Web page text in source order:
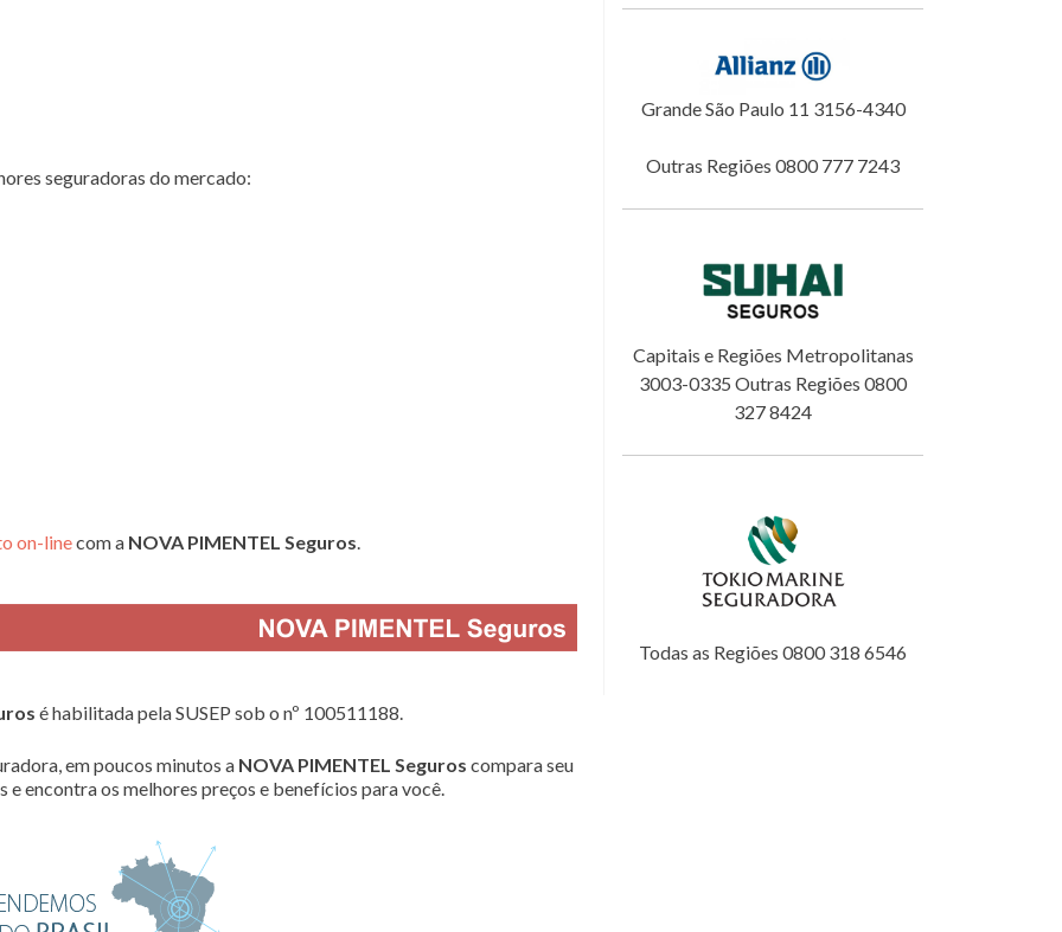
seguradoras do mercado:
on-linecom a NOVA PIMENTEL Seguros.
é habilitada pela SUSEP sob o nº 100511188.
em poucos minutos a NOVA PIMENTEL Seguros compara seu
e encontra os melhores preços e benefícios para você.
Grande São Paulo 11 3156-4340
Outras Regiões 0800 777 7243
Capitais e Regiões Metropolitanas
3003-0335 Outras Regiões 0800
327 8424
Todas as Regiões 0800 318 6546